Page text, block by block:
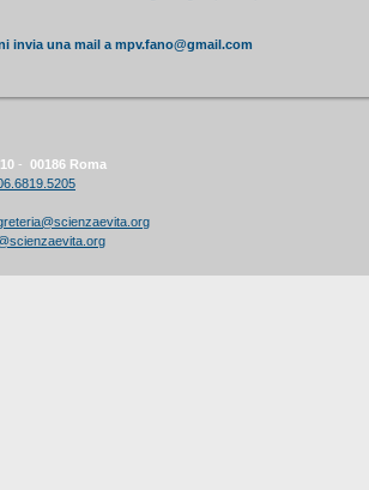
invia una mail a mpv.fano@gmail.com
- 00186 Roma